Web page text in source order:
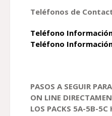
Teléfonos de
Teléfono
Teléfono
PASOS A SEGUIR
ON LINE
LOS PACKS 5A-5B-